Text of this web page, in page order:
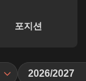
포지션
2026/2027